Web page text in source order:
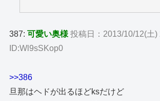
387:可愛い奥様 投稿日：2013/10/12(土)
ID:Wl9sSKop0
>>386
旦那はヘドが出るほどksだけど